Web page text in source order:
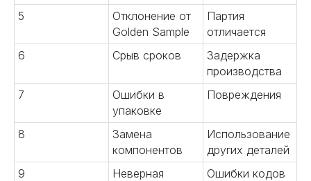
5
Отклонение от
Golden Sample
Партия
отличается
6
Срыв сроков
Задержка
производства
7
Ошибки в
упаковке
Повреждения
8
Замена
компонентов
Использование
других деталей
9
Неверная
Ошибки кодов